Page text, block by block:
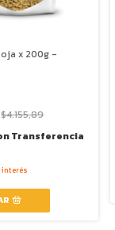
x 200g -
$4.155,89
Transferencia